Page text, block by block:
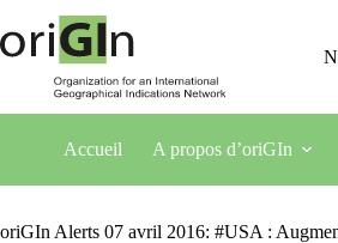
Accueil A propos d’oriGIn
oriGIn Alerts 07 avril 2016: #USA :